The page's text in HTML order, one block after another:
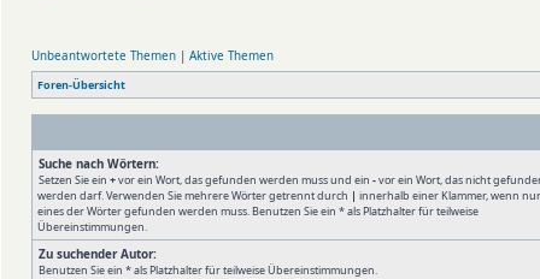
Unbeantwortete Themen | Aktive Themen
Foren-Übersicht
Suche nach Wörtern:
Setzen Sie ein +vor ein Wort, das gefunden werden muss und ein -vor ein Wort, das nicht
werden darf. Verwenden Sie mehrere Wörter getrennt durch | innerhalb einer Klammer, wenn nur
eines der Wörter gefunden werden muss. Benutzen Sie ein * als Platzhalter für teilweise
Übereinstimmungen.
Zu suchender Autor:
Benutzen Sie ein * als Platzhalter für teilweise Übereinstimmungen.